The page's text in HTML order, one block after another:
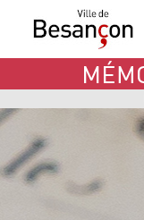
Mémoire Vive